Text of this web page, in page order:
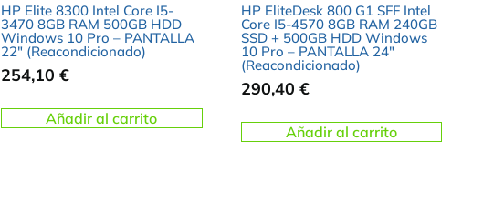
HP Elite 8300 Intel Core I5-
3470 8GB RAM 500GB HDD
Windows 10 Pro – PANTALLA
22″ (Reacondicionado)
254,10€
Añadir al carrito
HP EliteDesk 800 G1 SFF Intel
Core I5-4570 8GB RAM 240GB
SSD + 500GB HDD Windows
10 Pro – PANTALLA 24″
(Reacondicionado)
290,40 €
Añadir al carrito